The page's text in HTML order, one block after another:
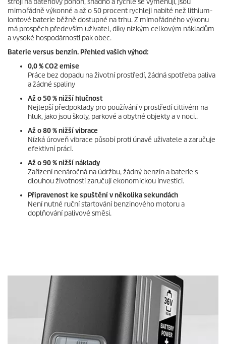
stroji na bateriový pohon, snadno a rychle se vyměňují, jsou
mimořádně výkonné a až o 50 procent rychleji nabité než lithium-
iontové baterie běžně dostupné na trhu. Z mimořádného výkonu
má prospěch především uživatel, díky nízkým celkovým nákladům
a vysoké hospodárnosti pak obec.
Baterie versus benzín. Přehled vašich výhod:
0,0 % CO2 emise
Práce bez dopadu na životní prostředí, žádná spotřeba paliva
a žádné spaliny
Až o 50 % nižší hlučnost
Nejlepší předpoklady pro používání v prostředí citlivém na
hluk, jako jsou školy, parkové a obytné objekty a v noci..
Až o 80 % nižší vibrace
Nízká úroveň vibrace působí proti únavě uživatele a zaručuje
efektivní práci.
Až o 90 % nižší náklady
Zařízení nenáročná na údržbu, žádný benzín a baterie s
dlouhou životností zaručují ekonomickou investici.
Připravenost ke spuštění v několika sekundách
Není nutné ruční startování benzinového motoru a
doplňování palivové směsi.